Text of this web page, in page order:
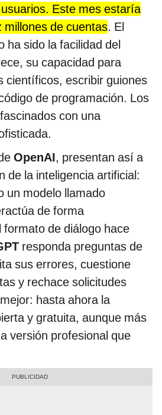
Este mes estaría
millones de cuentas. El
ha sido la facilidad del
su capacidad para
científicos, escribir guiones
de programación. Los
con una
OpenAI, presentan así a
de la inteligencia artificial:
un modelo llamado
de forma
de diálogo hace
responda preguntas de
sus errores, cuestione
y rechace solicitudes
hasta ahora la
y gratuita, aunque más
versión profesional que